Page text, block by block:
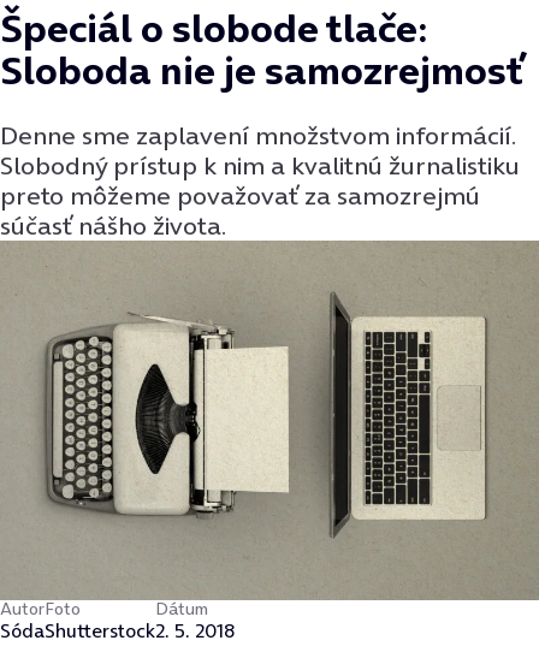
Špeciál o slobode tlače:
Sloboda nie je samozrejmosť
Denne sme zaplavení množstvom informácií.
Slobodný prístup k nim a kvalitnú žurnalistiku
preto môžeme považovať za samozrejmú
súčasť nášho života.
Autor
Sóda
Foto
Shutterstock
Dátum
2. 5. 2018